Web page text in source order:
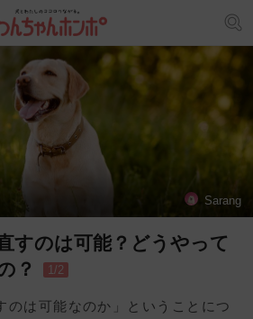
Sarang
すのは可能？どうやって
？
1/2
のは可能なのか」ということにつ